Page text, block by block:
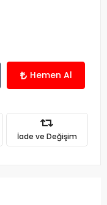
Hemen Al
İade ve Değişim